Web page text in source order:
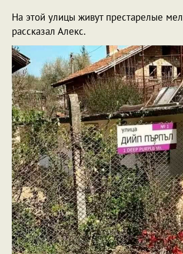
На этой улицы живут престарелые
рассказал Алекс.